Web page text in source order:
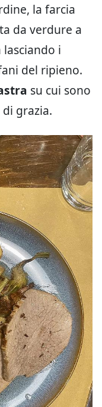
la farcia
da verdure a
i
del ripieno.
su cui sono
grazia.